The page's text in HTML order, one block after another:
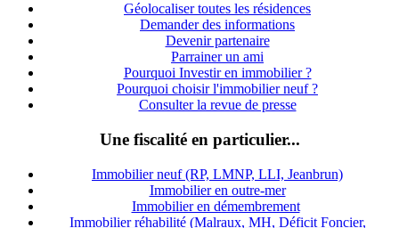
Géolocaliser toutes les résidences
Demander des informations
Devenir partenaire
Parrainer un ami
Pourquoi Investir en immobilier ?
Pourquoi choisir l'immobilier neuf ?
Consulter la revue de presse
Une fiscalité en particulier...
Immobilier neuf (RP, LMNP, LLI, Jeanbrun)
Immobilier en outre-mer
Immobilier en démembrement
Immobilier réhabilité (Malraux, MH, Déficit Foncier,